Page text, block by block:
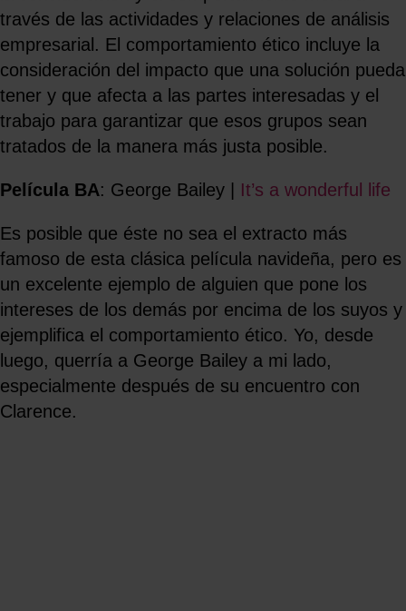
través de las actividades y relaciones de análisis
empresarial. El comportamiento ético incluye la
consideración del impacto que una solución pueda
tener y que afecta a las partes interesadas y el
trabajo para garantizar que esos grupos sean
tratados de la manera más justa posible.
Película BA: George Bailey | It’s a wonderful life
Es posible que éste no sea el extracto más
famoso de esta clásica película navideña, pero es
un excelente ejemplo de alguien que pone los
intereses de los demás por encima de los suyos y
ejemplifica el comportamiento ético. Yo, desde
luego, querría a George Bailey a mi lado,
especialmente después de su encuentro con
Clarence.